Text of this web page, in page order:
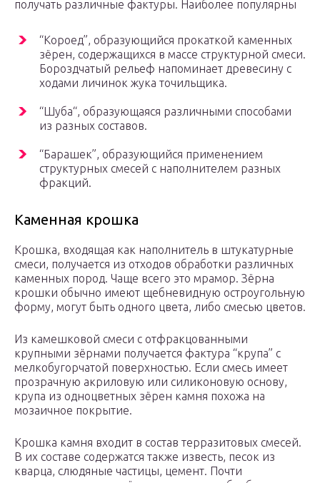
получать различные фактуры. Наиболее популярны
“Короед”, образующийся прокаткой каменных
зёрен, содержащихся в массе структурной смеси.
Бороздчатый рельеф напоминает древесину с
ходами личинок жука точильщика.
“Шуба“, образующаяся различными способами
из разных составов.
“Барашек”, образующийся применением
структурных смесей с наполнителем разных
фракций.
Каменная крошка
Крошка, входящая как наполнитель в штукатурные
смеси, получается из отходов обработки различных
каменных пород. Чаще всего это мрамор. Зёрна
крошки обычно имеют щебневидную остроугольную
форму, могут быть одного цвета, либо смесью цветов.
Из камешковой смеси с отфракцованными
крупными зёрнами получается фактура “крупа” с
мелкобугорчатой поверхностью. Если смесь имеет
прозрачную акриловую или силиконовую основу,
крупа из одноцветных зёрен камня похожа на
мозаичное покрытие.
Крошка камня входит в состав терразитовых смесей.
В их составе содержатся также известь, песок из
кварца, слюдяные частицы, цемент. Почти